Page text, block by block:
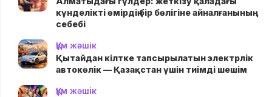
күнделікті өмірдің бір бөлігіне айналғанының
себебі
Құм жәшік
Қытайдан кілтке тапсырылатын электрлік
автокөлік — Қазақстан үшін тиімді шешім
Құм жәшік